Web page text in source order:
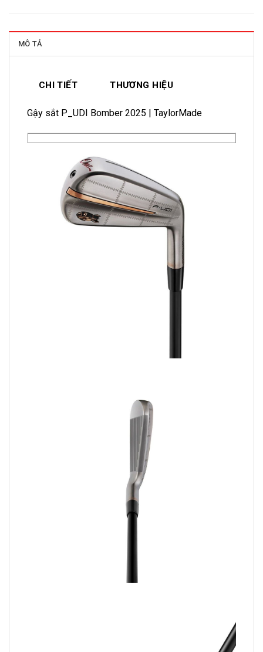
MÔ TẢ
CHI TIẾT THƯƠNG HIỆU
Gậy sắt P_UDI Bomber 2025 | TaylorMade